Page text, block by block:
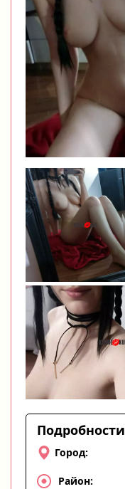
Подробности
Город:
Район: